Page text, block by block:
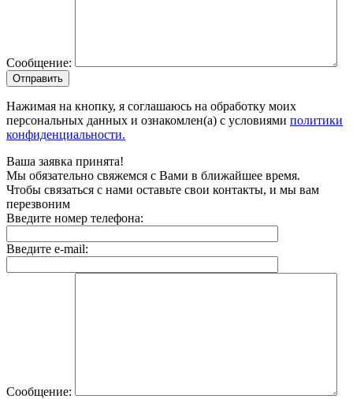
Сообщение:
Отправить
Нажимая на кнопку, я соглашаюсь на обработку моих
персональных данных и ознакомлен(а) с условиями политики
конфиденциальности.
Ваша заявка принята!
Мы обязательно свяжемся с Вами в ближайшее время.
Чтобы связаться с нами оставьте свои контакты, и мы вам
перезвоним
Введите номер телефона:
Введите e-mail:
Сообщение: